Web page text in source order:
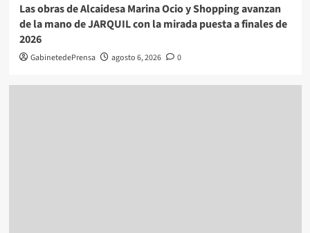
Las obras de Alcaidesa Marina Ocio y Shopping avanzan
de la mano de JARQUIL con la mirada puesta a finales de
2026
GabinetedePrensa agosto 6, 2026 0